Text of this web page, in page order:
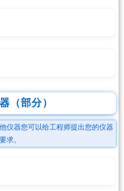
（部分）
他仪器您可以给工程师提出您的仪器
要求。